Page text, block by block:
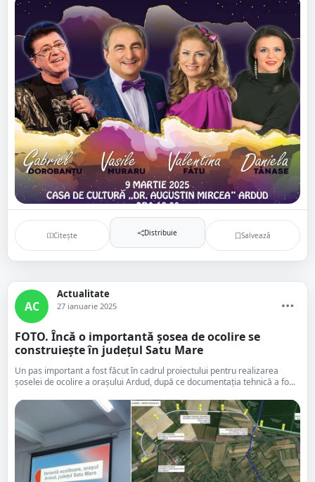
Citește Distribuie Salvează
AC
Actualitate
27 ianuarie 2025
FOTO. Încă o importantă șosea de ocolire se
construiește în județul Satu Mare
Un pas important a fost făcut în cadrul proiectului pentru realizarea
șoselei de ocolire a orașului Ardud, după ce documentația tehnică a fo...